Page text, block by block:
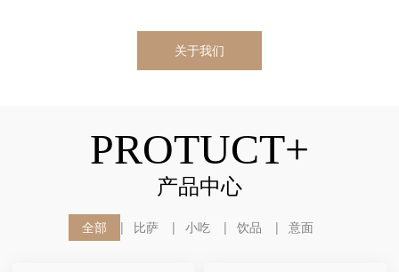
关于我们
PROTUCT+
产品中心
全部 比萨 小吃 饮品 意面